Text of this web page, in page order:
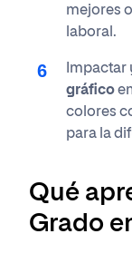
mejores
laboral.
Impactar
gráfico
colores
para la
Qué
Grado